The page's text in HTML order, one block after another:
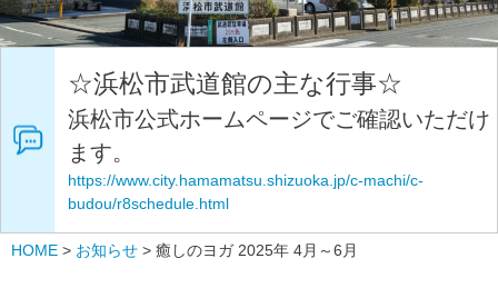
☆浜松市武道館の主な行事☆
浜松市公式ホームページでご確認いただけ
ます。
https://www.city.hamamatsu.shizuoka.jp/c-machi/c-
budou/r8schedule.html
HOME > お知らせ > 癒しのヨガ 2025年 4月～6月